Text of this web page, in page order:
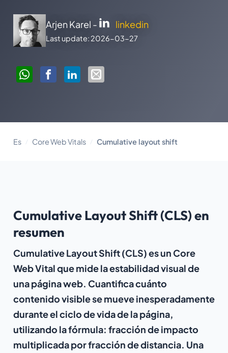
Arjen Karel - linkedin
Last update: 2026-03-27
Es Core Web Vitals Cumulative layout shift
Cumulative Layout Shift (CLS) en
resumen
Cumulative Layout Shift (CLS) es un Core
Web Vital que mide la estabilidad visual de
una página web. Cuantifica cuánto
contenido visible se mueve inesperadamente
durante el ciclo de vida de la página,
utilizando la fórmula: fracción de impacto
multiplicada por fracción de distancia. Una